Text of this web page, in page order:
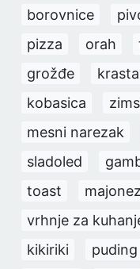
borovnice
pizza
orah
grožđe
kobasica
mesni narezak
sladoled
toast
vrhnje za
kikiriki
puding